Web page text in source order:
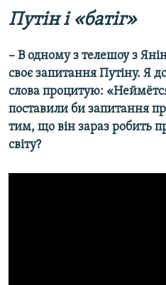
Путін і «батіг»
– В одному з телешоу з
своє запитання Путіну. Я
слова процитую:
поставили би запитання
тим, що він зараз робить
світу?